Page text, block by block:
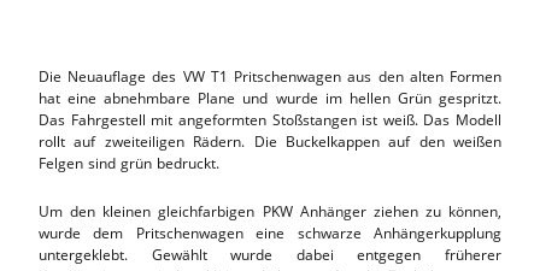
Die Neuauflage des VW T1 Pritschenwagen aus den alten Formen
hat eine abnehmbare Plane und wurde im hellen Grün gespritzt.
Das Fahrgestell mit angeformten Stoßstangen ist weiß. Das Modell
rollt auf zweiteiligen Rädern. Die Buckelkappen auf den weißen
Felgen sind grün bedruckt.
Um den kleinen gleichfarbigen PKW Anhänger ziehen zu können,
wurde dem Pritschenwagen eine schwarze Anhängerkupplung
untergeklebt. Gewählt wurde dabei entgegen früherer